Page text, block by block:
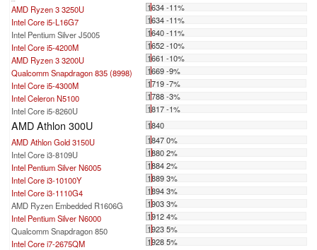
AMD Ryzen 3 3250U
1634 -11%
Intel Core i5-L16G7
1634 -11%
Intel Pentium Silver J5005
1640 -11%
Intel Core i5-4200M
1652 -10%
AMD Ryzen 3 3200U
1661 -10%
Qualcomm Snapdragon 835 (8998)
1669 -9%
Intel Core i5-4300M
1719 -7%
Intel Celeron N5100
1788 -3%
Intel Core i5-8260U
1817 -1%
AMD Athlon 300U
1840
AMD Athlon Gold 3150U
1847 0%
Intel Core i3-8109U
1880 2%
Intel Pentium Silver N6005
1884 2%
Intel Core i3-10100Y
1889 3%
Intel Core i3-1110G4
1894 3%
AMD Ryzen Embedded R1606G
1903 3%
Intel Pentium Silver N6000
1912 4%
Qualcomm Snapdragon 850
1923 5%
Intel Core i7-2675QM
1928 5%